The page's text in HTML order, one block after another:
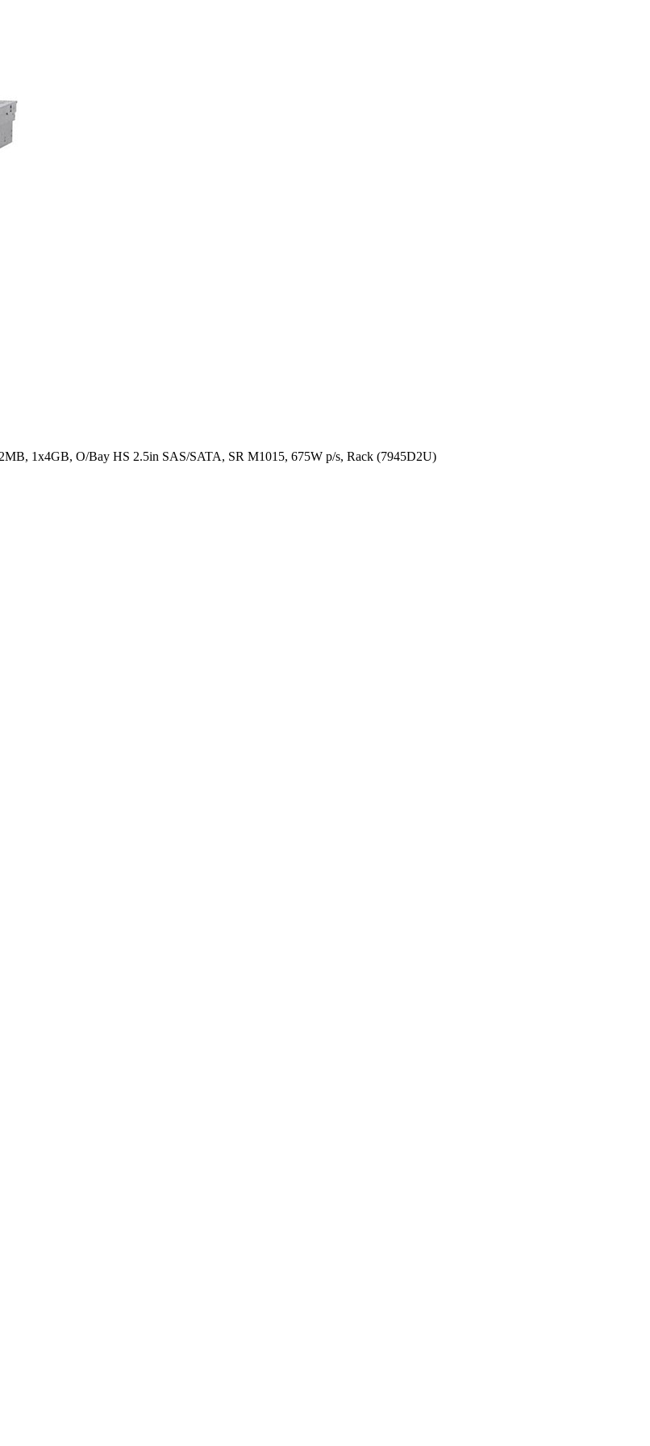
1x4GB, O/Bay HS 2.5in SAS/SATA, SR M1015, 675W p/s, Rack (7945D2U)